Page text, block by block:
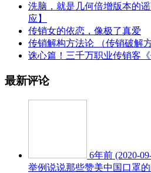
洗脑，就是几何倍增版本的
应】
传销女的依恋，像极了真爱
传销解构方法论 （传销破解
诛心篇！三千万职业传销客
最新评论
6年前 (2020-
举例说说那些赞美中国口罩的